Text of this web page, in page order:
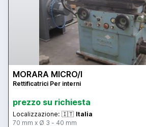
MORARA MICRO/I
Rettificatrici Per interni
prezzo su richiesta
Localizzazione: 🇮🇹 Italia
70 mm x Ø 3 - 40 mm